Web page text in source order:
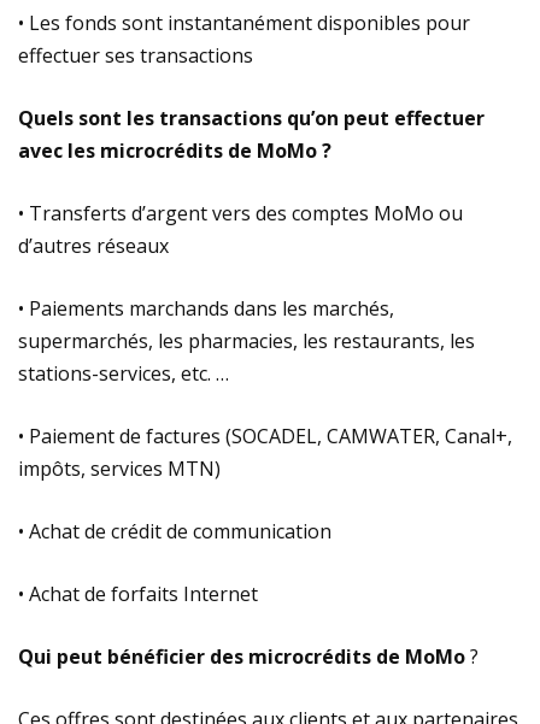
• Les fonds sont instantanément disponibles pour
effectuer ses transactions
Quels sont les transactions qu’on peut effectuer
avec les microcrédits de MoMo ?
• Transferts d’argent vers des comptes MoMo ou
d’autres réseaux
• Paiements marchands dans les marchés,
supermarchés, les pharmacies, les restaurants, les
stations-services, etc. …
• Paiement de factures (SOCADEL, CAMWATER, Canal+,
impôts, services MTN)
• Achat de crédit de communication
• Achat de forfaits Internet
Qui peut bénéficier des microcrédits de MoMo?